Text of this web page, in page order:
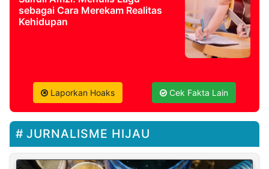
sebagai Cara Merekam Realitas
Kehidupan
Laporkan Hoaks Cek Fakta Lain
JURNALISME HIJAU